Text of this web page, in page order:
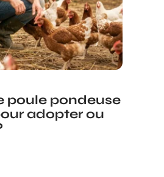
poule pondeuse
adopter ou